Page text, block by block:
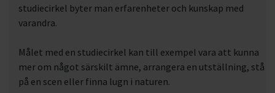
studiecirkel byter man erfarenheter och kunskap med
varandra.
Målet med en studiecirkel kan till exempel vara att kunna
mer om något särskilt ämne, arrangera en utställning, stå
på en scen eller finna lugn i naturen.